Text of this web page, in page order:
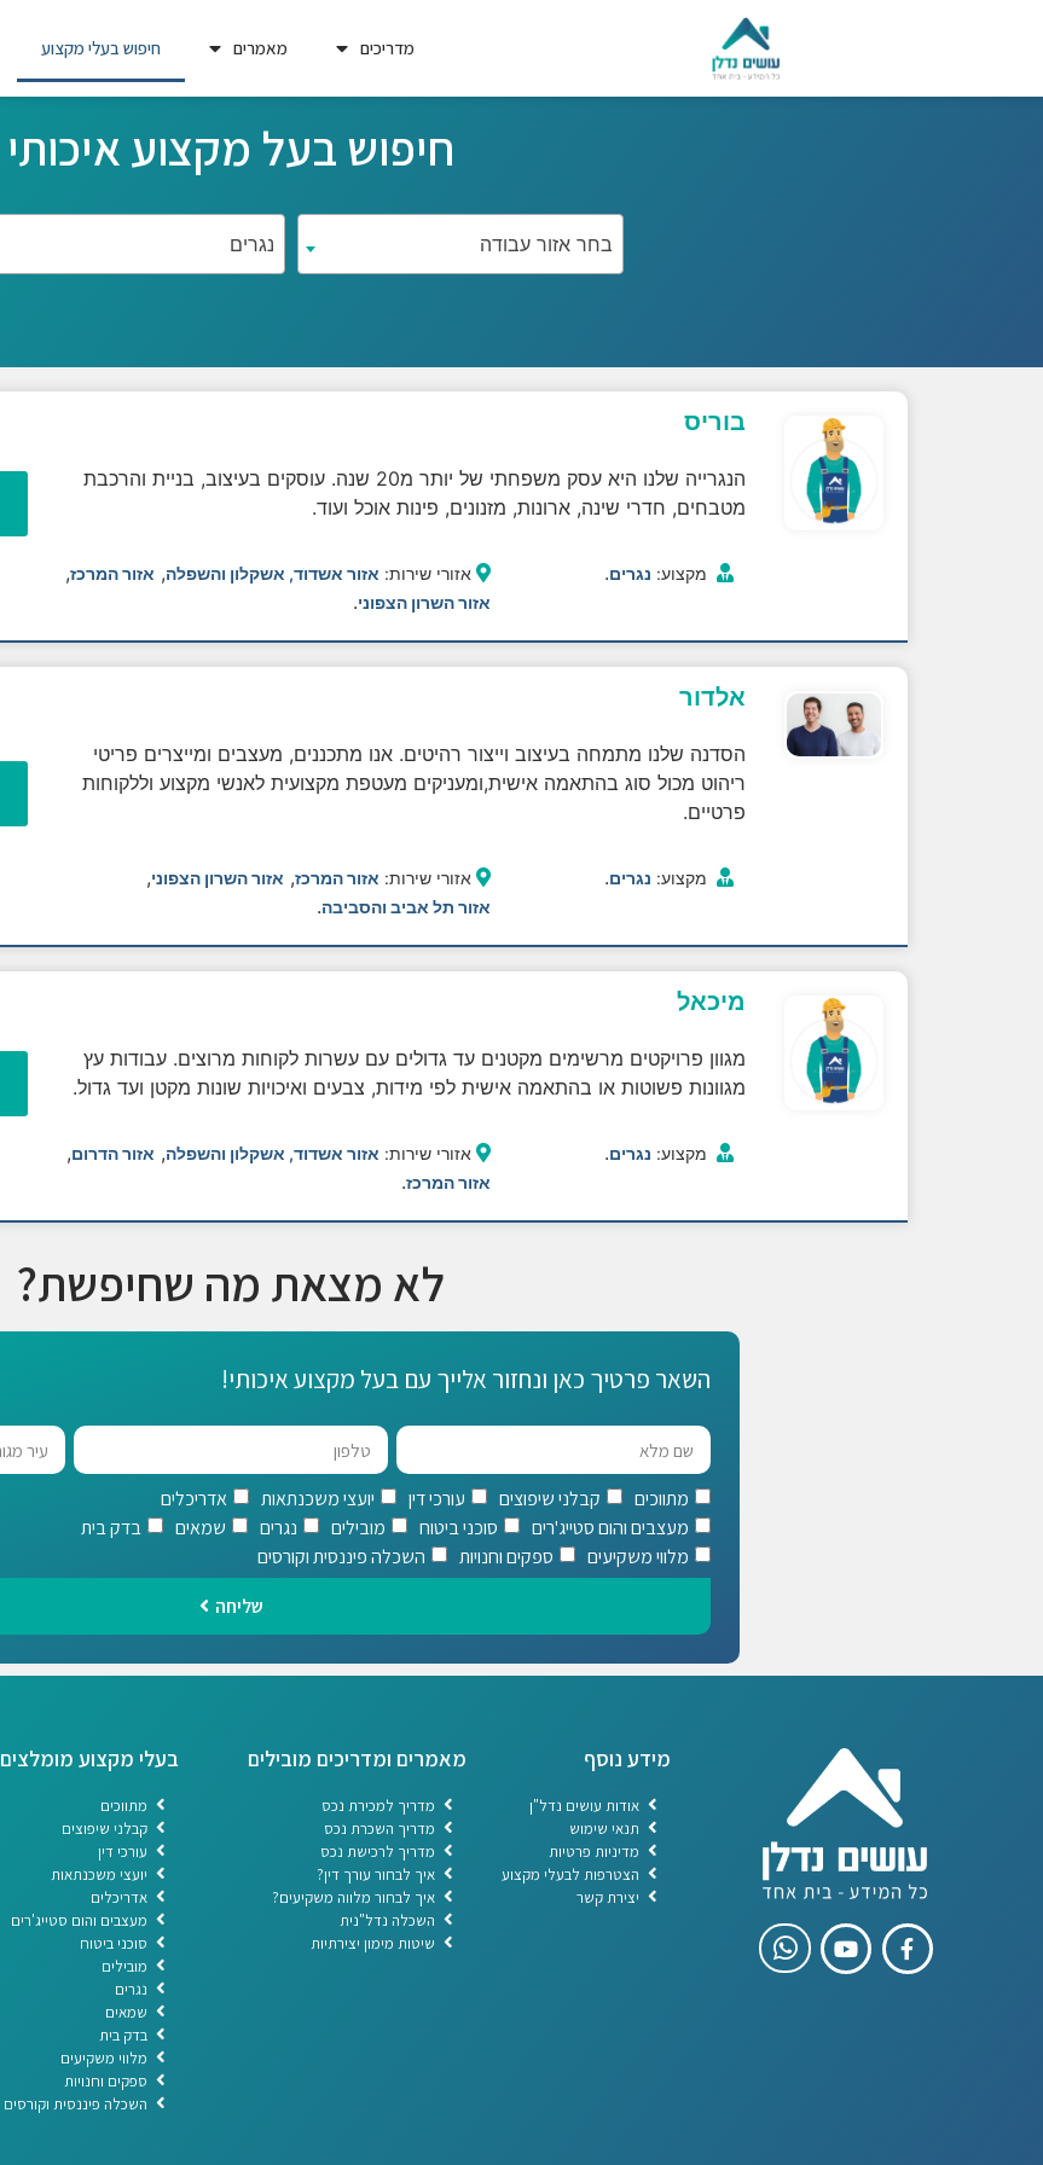
מדריכים מאמרים חיפוש בעלי מקצוע
חיפוש בעל מקצוע איכותי
בחר אזור עבודה נגרים
בוריס
הנגרייה שלנו היא עסק משפחתי של יותר מ20 שנה. עוסקים בעיצוב, בניית והרכבת
מטבחים, חדרי שינה, ארונות, מזנונים, פינות אוכל ועוד.
מקצוע: נגרים. אזורי שירות: אזור אשדוד, אשקלון והשפלה, אזור המרכז,
אזור השרון הצפוני.
אלדור
הסדנה שלנו מתמחה בעיצוב וייצור רהיטים. אנו מתכננים, מעצבים ומייצרים פריטי
ריהוט מכול סוג בהתאמה אישית,ומעניקים מעטפת מקצועית לאנשי מקצוע וללקוחות
פרטיים.
מקצוע: נגרים. אזורי שירות: אזור המרכז, אזור השרון הצפוני,
אזור תל אביב והסביבה.
מיכאל
מגוון פרויקטים מרשימים מקטנים עד גדולים עם עשרות לקוחות מרוצים. עבודות עץ
מגוונות פשוטות או בהתאמה אישית לפי מידות, צבעים ואיכויות שונות מקטן ועד גדול.
מקצוע: נגרים. אזורי שירות: אזור אשדוד, אשקלון והשפלה, אזור הדרום,
אזור המרכז.
לא מצאת מה שחיפשת?
השאר פרטיך כאן ונחזור אלייך עם בעל מקצוע איכותי!
מתווכים קבלני שיפוצים עורכי דין יועצי משכנתאות
אדריכלים
מעצבים והום סטייג'רים
סוכני ביטוח מובילים נגרים שמאים
בדק בית
מלווי משקיעים
ספקים וחנויות
השכלה פיננסית וקורסים
שליחה
מידע נוסף
אודות עושים נדל"ן
תנאי שימוש
מדיניות פרטיות
הצטרפות לבעלי מקצוע
יצירת קשר
מאמרים ומדריכים מובילים
מדריך למכירת נכס
מדריך השכרת נכס
מדריך לרכישת נכס
איך לבחור עורך דין?
איך לבחור מלווה משקיעים?
השכלה נדל"נית
שיטות מימון יצירתיות
בעלי מקצוע מומלצים
מתווכים
קבלני שיפוצים
עורכי דין
יועצי משכנתאות
אדריכלים
מעצבים והום סטייג'רים
סוכני ביטוח
מובילים
נגרים
שמאים
בדק בית
מלווי משקיעים
ספקים וחנויות
השכלה פיננסית וקורסים